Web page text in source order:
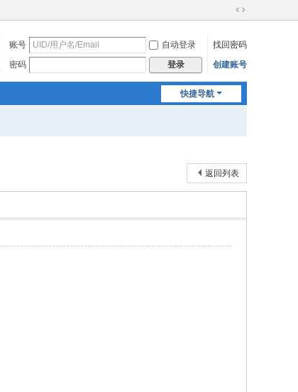
切
到
宽
账号 自动登录
找回密码
密码
登录 创建账号
快捷导航
返回列表